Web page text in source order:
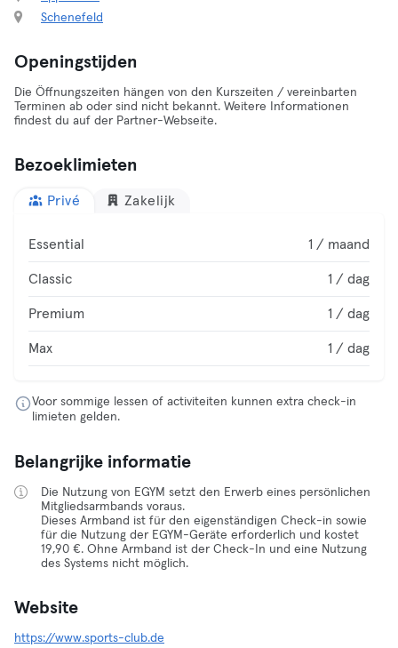
Schenefeld
Openingstijden
Die Öffnungszeiten hängen von den Kurszeiten / vereinbarten
Terminen ab oder sind nicht bekannt. Weitere Informationen
findest du auf der Partner-Webseite.
Bezoeklimieten
Privé Zakelijk
Essential 1 / maand
Classic 1 / dag
Premium 1 / dag
Max 1 / dag
Voor sommige lessen of activiteiten kunnen extra check-in
limieten gelden.
Belangrijke informatie
Die Nutzung von EGYM setzt den Erwerb eines persönlichen
Mitgliedsarmbands voraus.
Dieses Armband ist für den eigenständigen Check-in sowie
für die Nutzung der EGYM-Geräte erforderlich und kostet
19,90 €. Ohne Armband ist der Check-In und eine Nutzung
des Systems nicht möglich.
Website
https://www.sports-club.de